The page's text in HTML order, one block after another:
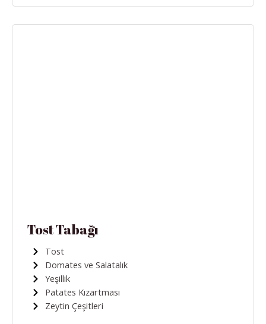
Tost Tabağı
Tost
Domates ve Salatalık
Yeşillik
Patates Kızartması
Zeytin Çeşitleri